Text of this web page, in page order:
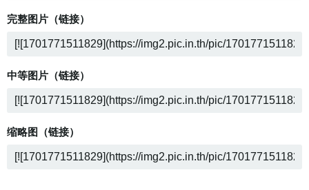
完整图片（链接）
中等图片（链接）
缩略图（链接）